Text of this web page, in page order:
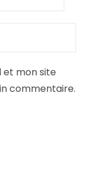
et mon site
commentaire.